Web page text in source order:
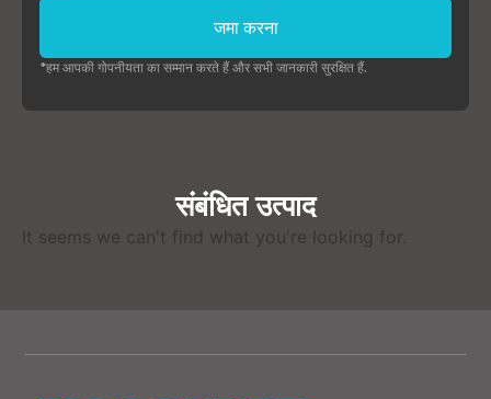
जमा करना
*हम आपकी गोपनीयता का सम्मान करते हैं और सभी जानकारी सुरक्षित हैं.
संबंधित उत्पाद
It seems we can't find what you're looking for .